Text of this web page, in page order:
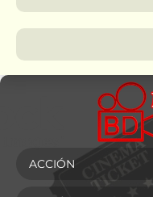
ACCIÓN